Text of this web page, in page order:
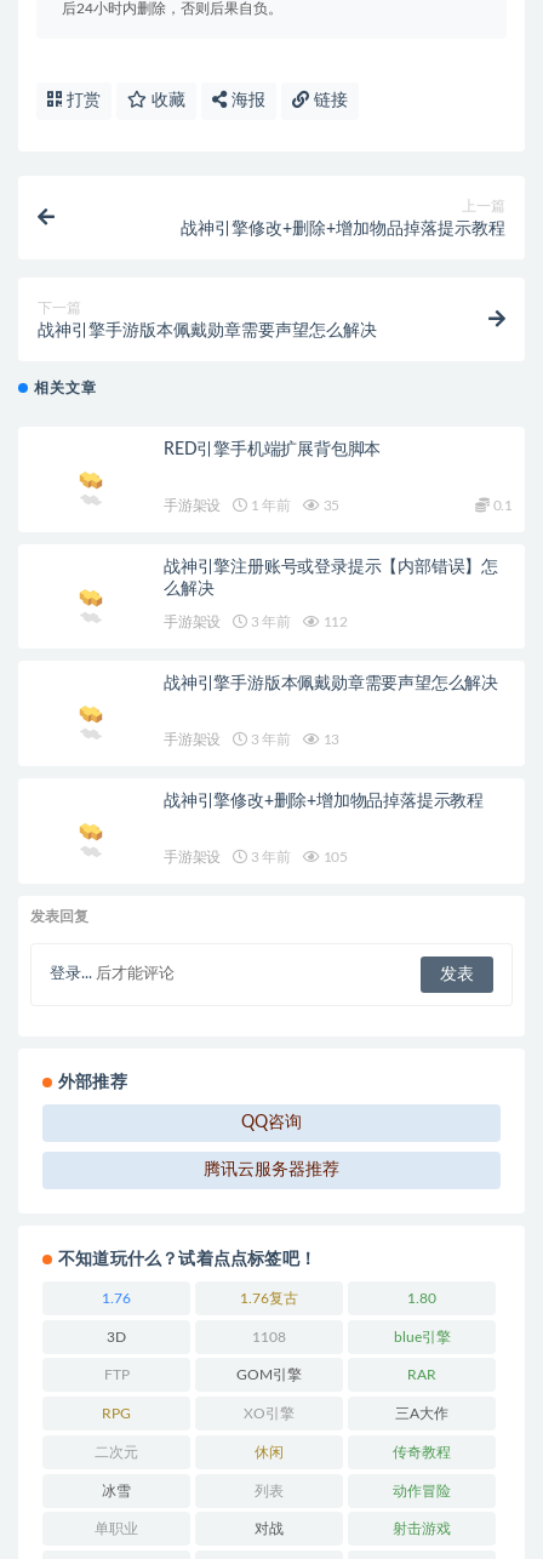
后24小时内删除，否则后果自负。
打赏 收藏 海报 链接
上一篇
战神引擎修改+删除+增加物品掉落提示教程
下一篇
战神引擎手游版本佩戴勋章需要声望怎么解决
相关文章
RED引擎手机端扩展背包脚本
手游架设 1 年前 35 0.1
战神引擎注册账号或登录提示【内部错误】怎
么解决
手游架设 3 年前 112
战神引擎手游版本佩戴勋章需要声望怎么解决
手游架设 3 年前 13
战神引擎修改+删除+增加物品掉落提示教程
手游架设 3 年前 105
发表回复
登录... 后才能评论
外部推荐
QQ咨询
腾讯云服务器推荐
不知道玩什么？试着点点标签吧！
1.76 1.76复古 1.80
3D 1108 blue引擎
FTP GOM引擎 RAR
RPG XO引擎 三A大作
二次元 休闲 传奇教程
冰雪 列表 动作冒险
单职业 对战 射击游戏